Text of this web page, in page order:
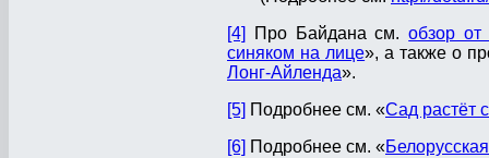
[4]
Про Байдана см.обзор от
синяком на лице», а также о
Лонг-Айленда».
[5] Подробнее см. «Сад растёт
[6] Подробнее см. «